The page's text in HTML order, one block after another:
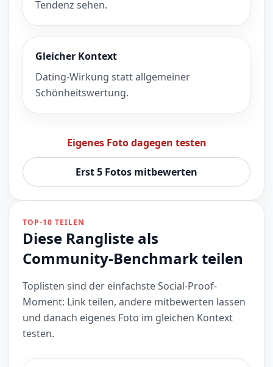
Tendenz sehen.
Gleicher Kontext
Dating-Wirkung statt allgemeiner
Schönheitswertung.
Eigenes Foto dagegen testen
Erst 5 Fotos mitbewerten
TOP-10 TEILEN
Diese Rangliste als
Community-Benchmark teilen
Toplisten sind der einfachste Social-Proof-
Moment: Link teilen, andere mitbewerten lassen
und danach eigenes Foto im gleichen Kontext
testen.